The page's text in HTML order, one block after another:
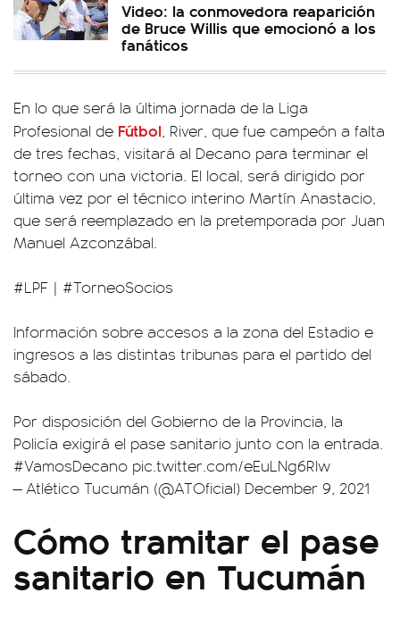
Video: la conmovedora reaparición
de Bruce Willis que emocionó a los
fanáticos
En lo que será la última jornada de la Liga
Profesional de Fútbol , River, que fue campeón a falta
de tres fechas, visitará al Decano para terminar el
torneo con una victoria. El local, será dirigido por
última vez por el técnico interino Martín Anastacio,
que será reemplazado en la pretemporada por Juan
Manuel Azconzábal.
#LPF | #TorneoSocios
Información sobre accesos a la zona del Estadio e
ingresos a las distintas tribunas para el partido del
sábado.
Por disposición del Gobierno de la Provincia, la
Policía exigirá el pase sanitario junto con la entrada.
#VamosDecano pic.twitter.com/eEuLNg6Rlw
— Atlético Tucumán (@ATOficial) December 9, 2021
Cómo tramitar el pase
sanitario en Tucumán